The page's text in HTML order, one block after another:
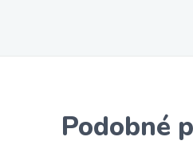
Podobné